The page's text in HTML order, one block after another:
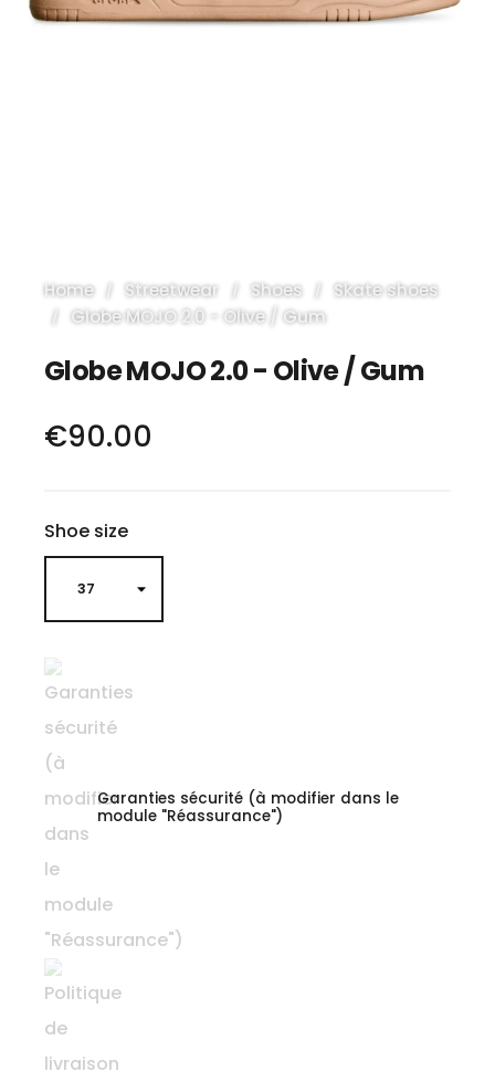
Home Streetwear Shoes
Skate shoes
Globe MOJO 2.0 - Olive / Gum
Globe MOJO 2.0 - Olive / Gum
€90.00
Shoe size
Garanties sécurité (à modifier dans le
module "Réassurance")